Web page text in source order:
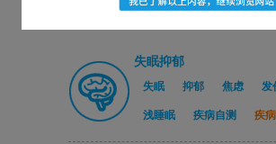
失眠抑郁
失眠 抑郁 焦虑 发
浅睡眠 疾病自测 疾